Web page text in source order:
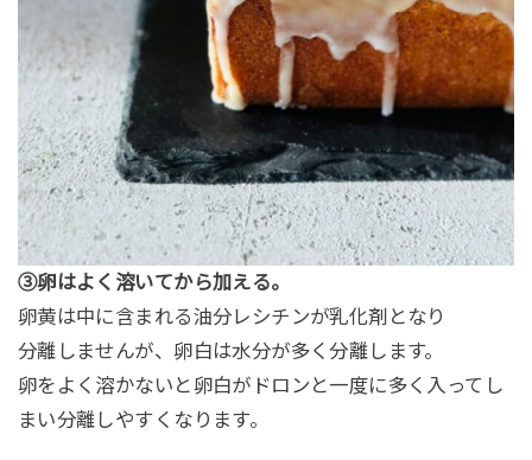
③卵はよく溶いてから加える。
卵黄は中に含まれる油分レシチンが乳化剤となり
分離しませんが、卵白は水分が多く分離します。
卵をよく溶かないと卵白がドロンと一度に多く入ってし
まい分離しやすくなります。